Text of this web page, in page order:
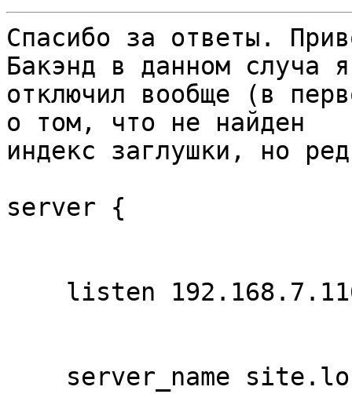
Спасибо за ответы.
Бакэнд в данном случа я
отключил вообще (в
о том, что не найден
индекс заглушки, но
server {